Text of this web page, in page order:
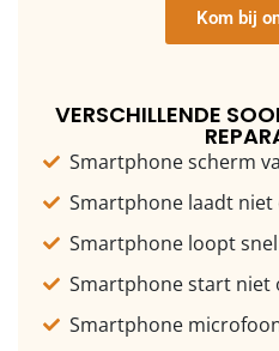
Kom bij
VERSCHILLENDE
Smartphone scherm
Smartphone laadt niet
Smartphone loopt
Smartphone start niet
Smartphone